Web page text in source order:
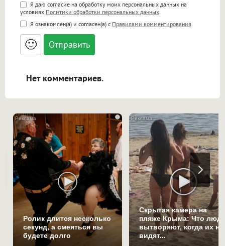
Поддержка HTML
<b>, <strong>, <u>, <i>, <em>, <s>, <big>,
<small>, <sup>, <sub>, <pre>, <ul>, <ol>, <li>,
<blockquote>, <code> экранирует HTML,
адреса URL автоматически становятся
ссылками, и [img]адрес[/img] будет
Я даю согласие на обработку моих персональных данных на
условиях Политики обработки персональных данных
Я ознакомлен(а) и согласен(а) с Правилами комментирования
🙂
Нет комментариев.
i
Ролик длится несколько
секунд, а смеяться вы
будете долго
Скрытая камера на
пляже Крыма: Что
вытворяют, когда их не
видят...